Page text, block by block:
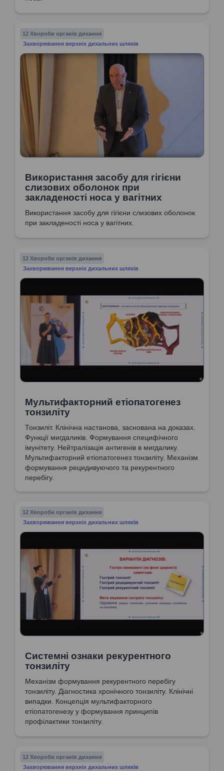
12 Хвороби органів дихання
Захворювання верхніх дихальних шляхів
Використання засобу для гігієни
слизових оболонок при
закладеності носа у вагітних
Використання засобу для гігієни слизових оболонок
при закладеності носа у вагітних.
12 Хвороби органів дихання
Захворювання верхніх дихальних шляхів
Мультифакторний етіопатогенез
тонзиліту
Тонзиліт. Клінічна настанова, заснована на доказах.
Функції мигдаликів. Формування специфічного
імунітету. Нейтралізація антигенів в мигдалику.
Мультифакторний етіопатогенез тонзиліту. Механізм
формування рецидивуючого та рекурентного
перебігу.
12 Хвороби органів дихання
Захворювання верхніх дихальних шляхів
Системні ознаки рекурентного
тонзиліту
Механізм формування рекурентного перебігу
тонзиліту. Діагностика хронічного тонзиліту. Клінічні
випадки. Концепція мультифакторного
етіопатогенезу у формування принципів
профілактики тонзиліту.
12 Хвороби органів дихання
Захворювання верхніх дихальних шляхів